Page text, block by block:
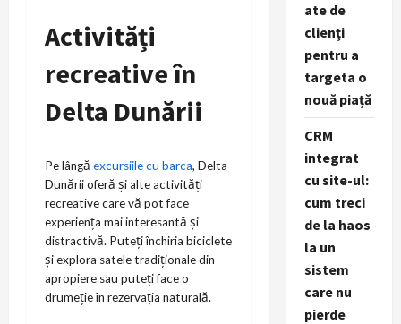
Activități
recreative în
Delta Dunării
Pe lângă excursiile cu barca, Delta
Dunării oferă și alte activități
recreative care vă pot face
experiența mai interesantă și
distractivă. Puteți închiria biciclete
și explora satele tradiționale din
apropiere sau puteți face o
drumeție în rezervația naturală.
ate de
clienți
pentru a
targeta o
nouă piață
CRM
integrat
cu site-ul:
cum treci
de la haos
la un
sistem
care nu
pierde